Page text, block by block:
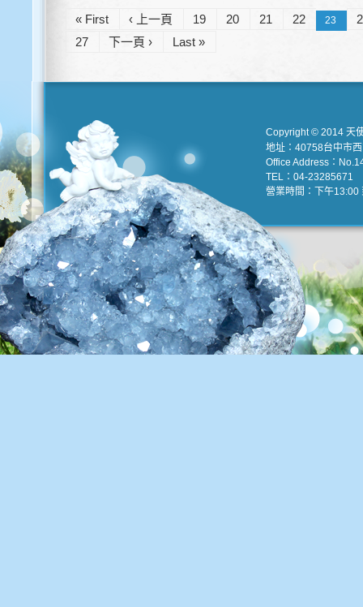
« First ‹ 上一頁 19 20 21 22 23
27
下一頁 › Last »
Copyright © 2014 天
地址：40758台中市
Office Address：
TEL：04-23285671
營業時間：下午13:00